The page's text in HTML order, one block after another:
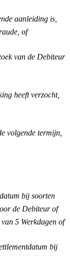
aanleiding is,
of
van de Debiteur
heeft verzocht,
volgende termijn,
bij soorten
de Debiteur of
5 Werkdagen of
bij